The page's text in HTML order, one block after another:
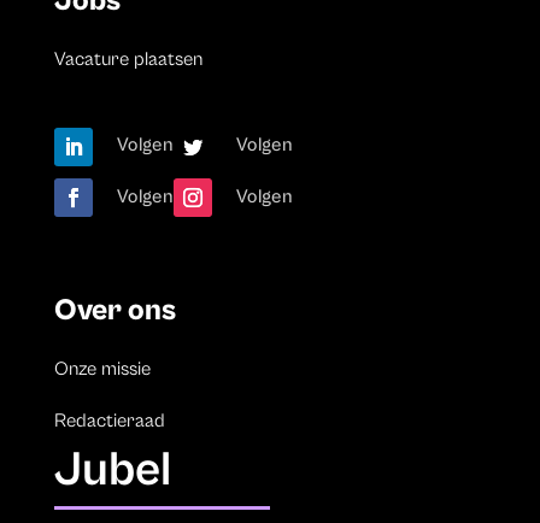
Vacature plaatsen
Volgen Volgen
Volgen Volgen
Over ons
Onze missie
Redactieraad
Jubel